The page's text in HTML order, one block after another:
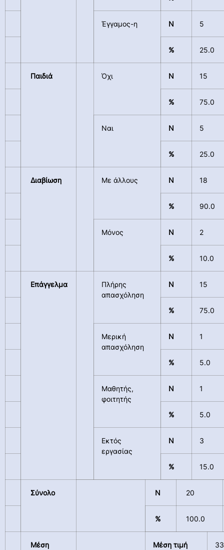
Έγγαμος-η N 5
% 25.0
Παιδιά Όχι N 15
% 75.0
Ναι N 5
% 25.0
Διαβίωση Με άλλους N 18
% 90.0
Μόνος N 2
% 10.0
Επάγγελμα
Πλήρης
απασχόληση
N 15
% 75.0
Μερική
απασχόληση
N 1
% 5.0
Μαθητής,
φοιτητής
N 1
% 5.0
Εκτός
εργασίας
N 3
% 15.0
Σύνολο N 20
% 100.0
Μέση
Μέση τιμή